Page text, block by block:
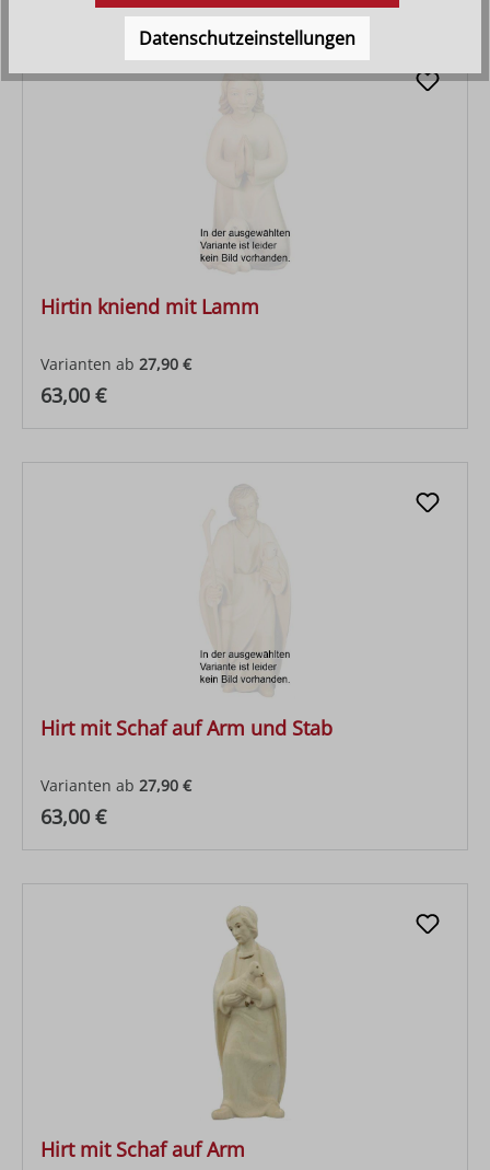
Hirtin kniend mit Lamm
Varianten ab 27,90 €
Regulärer Preis:
63,00 €
Hirt mit Schaf auf Arm und Stab
Varianten ab 27,90 €
Regulärer Preis:
63,00 €
Hirt mit Schaf auf Arm
Datenschutzeinstellungen